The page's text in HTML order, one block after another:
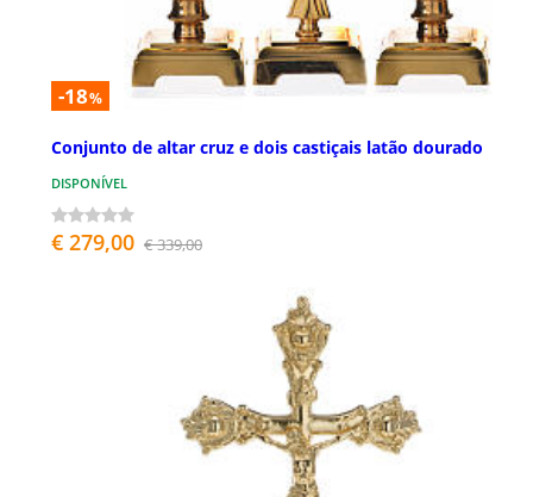
-18%
Conjunto de altar cruz e dois castiçais latão dourado
DISPONÍVEL
€ 279,00 € 339,00